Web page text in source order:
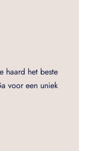
haard het beste
voor een uniek